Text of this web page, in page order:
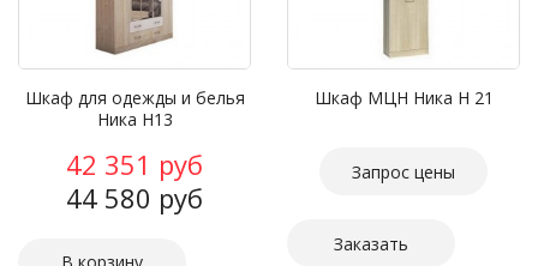
Шкаф для одежды и белья
Ника Н13
42 351 руб
44 580 руб
Шкаф МЦН Ника Н 21
Запрос цены
Заказать